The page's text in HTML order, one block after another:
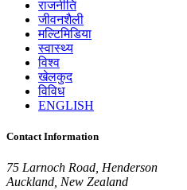
राजनीति
जीवनशैली
मल्टिमिडिया
स्वास्थ्य
विश्व
खेलकुद
विविध
ENGLISH
Contact Information
75 Larnoch Road, Henderson
Auckland, New Zealand